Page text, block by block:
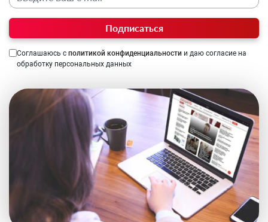
Подписаться
Соглашаюсь с политикой конфиденциальности и даю согласие на
обработку персональных данных